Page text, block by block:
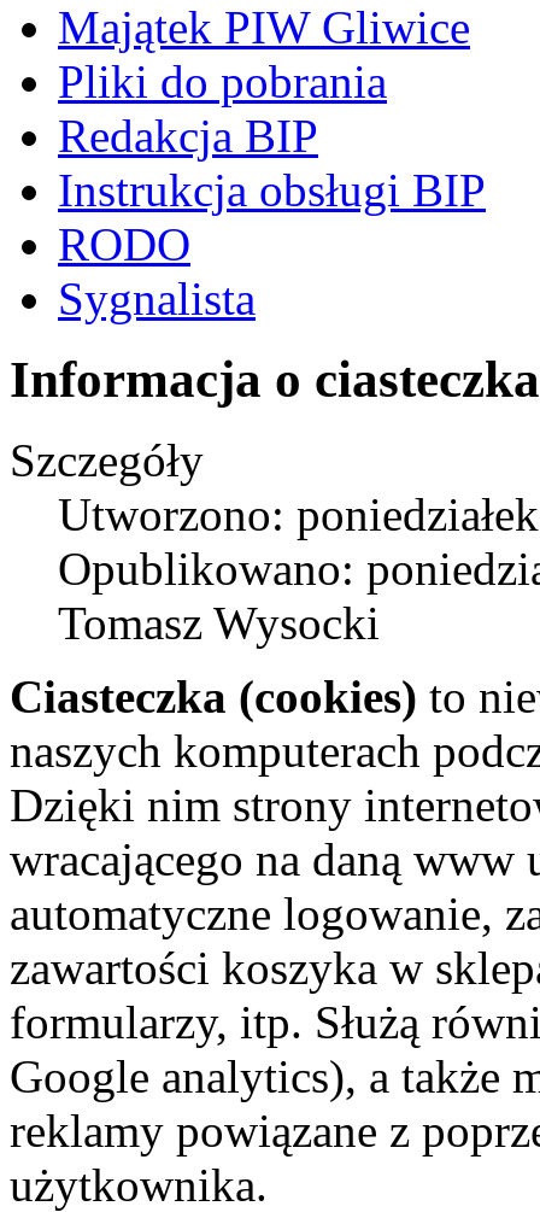
Majątek PIW Gliwice
Pliki do pobrania
Redakcja BIP
Instrukcja obsługi BIP
RODO
Sygnalista
Informacja o
Szczegóły
Utworzono:
Opublikowano:
Tomasz Wysocki
Ciasteczka (cookies) to
naszych komputerach
Dzięki nim strony
wracającego na daną
automatyczne logowanie,
zawartości koszyka w
formularzy, itp. Służą
Google analytics), a także
reklamy powiązane z
użytkownika.